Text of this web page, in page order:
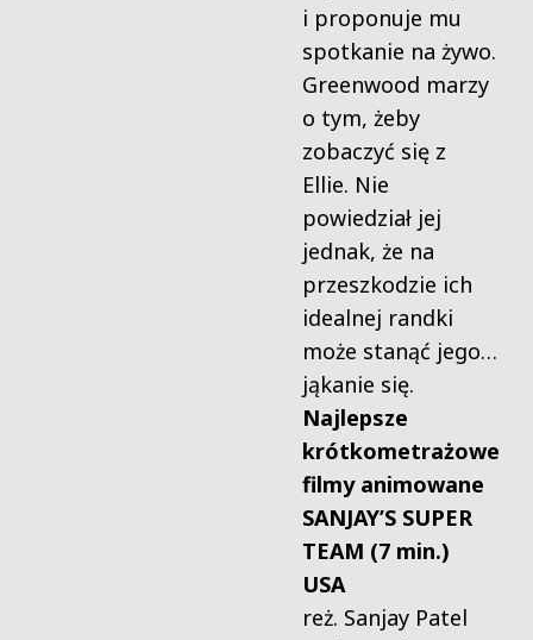
i proponuje mu
spotkanie na żywo.
Greenwood marzy
o tym, żeby
zobaczyć się z
Ellie. Nie
powiedział jej
jednak, że na
przeszkodzie ich
idealnej randki
może stanąć jego…
jąkanie się.
Najlepsze
krótkometrażowe
filmy animowane
SANJAY’S SUPER
TEAM (7 min.)
USA
reż. Sanjay Patel